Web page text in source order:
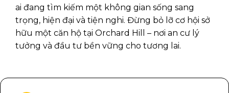
ai đang tìm kiếm một không gian sống sang
trọng, hiện đại và tiện nghi. Đừng bỏ lỡ cơ hội sở
hữu một căn hộ tại Orchard Hill – nơi an cư lý
tưởng và đầu tư bền vững cho tương lai.